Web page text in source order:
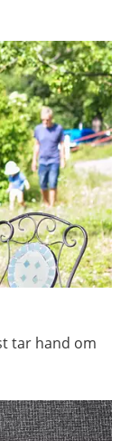
tar hand om